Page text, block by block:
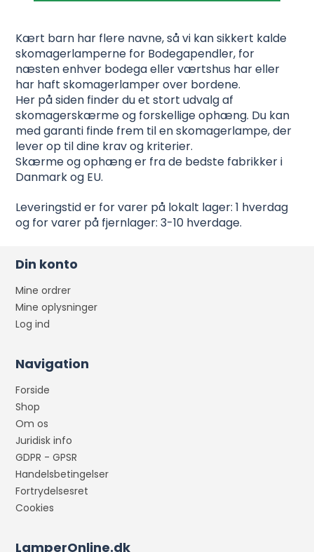
Kært barn har flere navne, så vi kan sikkert kalde
skomagerlamperne for Bodegapendler, for
næsten enhver bodega eller værtshus har eller
har haft skomagerlamper over bordene.
Her på siden finder du et stort udvalg af
skomagerskærme og forskellige ophæng. Du kan
med garanti finde frem til en skomagerlampe, der
lever op til dine krav og kriterier.
Skærme og ophæng er fra de bedste fabrikker i
Danmark og EU.
Leveringstid er for varer på lokalt lager: 1 hverdag
og for varer på fjernlager: 3-10 hverdage.
Din konto
Mine ordrer
Mine oplysninger
Log ind
Navigation
Forside
Shop
Om os
Juridisk info
GDPR - GPSR
Handelsbetingelser
Fortrydelsesret
Cookies
LamperOnline.dk